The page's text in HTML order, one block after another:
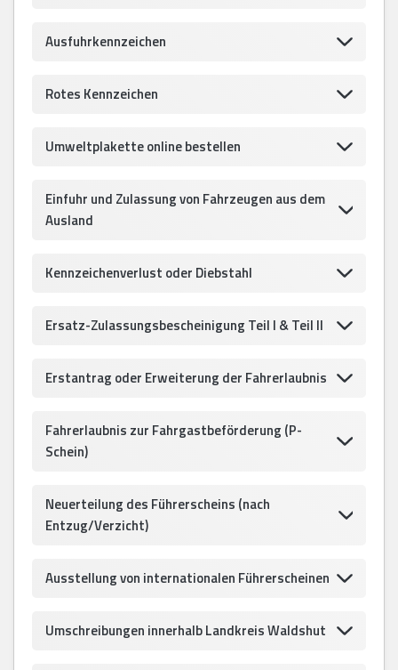
Ausfuhrkennzeichen
Rotes Kennzeichen
Umweltplakette online bestellen
Einfuhr und Zulassung von Fahrzeugen aus dem
Ausland
Kennzeichenverlust oder Diebstahl
Ersatz-Zulassungsbescheinigung Teil I & Teil II
Erstantrag oder Erweiterung der Fahrerlaubnis
Fahrerlaubnis zur Fahrgastbeförderung (P-
Schein)
Neuerteilung des Führerscheins (nach
Entzug/Verzicht)
Ausstellung von internationalen Führerscheinen
Umschreibungen innerhalb Landkreis Waldshut